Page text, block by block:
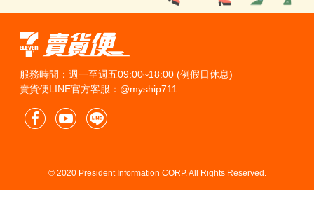
服務時間：週一至週五09:00~18:00 (例假日休息)
賣貨便LINE官方客服：@myship711
© 2020 President Information CORP. All Rights Reserved.